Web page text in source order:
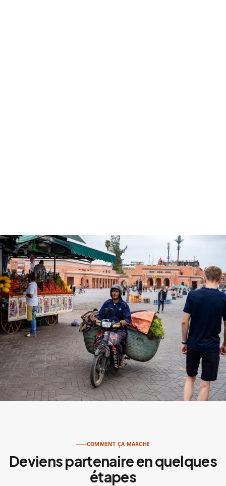
COMMENT ÇA MARCHE
Deviens partenaire en quelques
étapes